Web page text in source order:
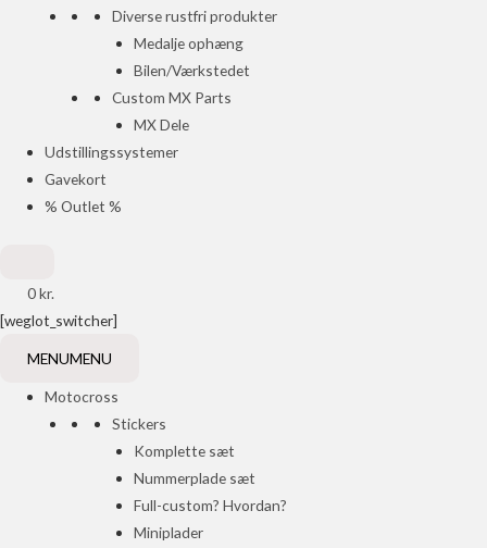
Diverse rustfri produkter
Medalje ophæng
Bilen/Værkstedet
Custom MX Parts
MX Dele
Udstillingssystemer
Gavekort
% Outlet %
0kr.
[weglot_switcher]
MENUMENU
Motocross
Stickers
Komplette sæt
Nummerplade sæt
Full-custom? Hvordan?
Miniplader